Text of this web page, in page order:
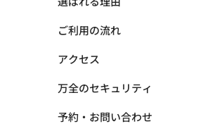
ご利用の流れ
アクセス
万全のセキュリティ
予約・お問い合わせ